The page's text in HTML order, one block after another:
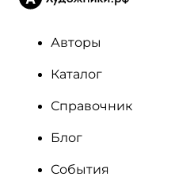
Авторы
Каталог
Справочник
Блог
События